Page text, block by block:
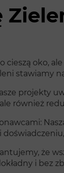
cieszą oko,
stawiamy
projekty
również
że
i bez